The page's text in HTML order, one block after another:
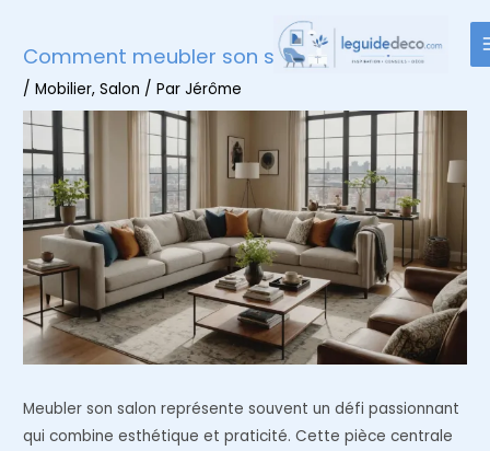
contenu
Comment meubler son salon ?
/Mobilier,Salon / ParJérôme
Meubler son salon représente souvent un défi passionnant
qui combine esthétique et praticité. Cette pièce centrale